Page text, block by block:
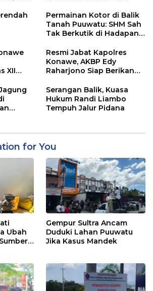
Permainan Kotor di Balik
Tanah Puuwatu: SHM Sah
Tak Berkutik di Hadapan
XII
Resmi Jabat Kapolres
Konawe, AKBP Edy
Raharjono Siap Berikan
Serangan Balik, Kuasa
Hukum Randi Liambo
Tempuh Jalur Pidana
for You
Ubah
Gempur Sultra Ancam
Duduki Lahan Puuwatu
Jika Kasus Mandek